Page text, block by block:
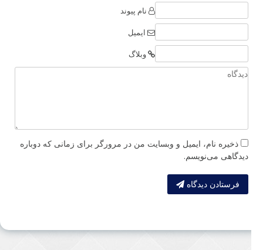
نام پیوند
ایمیل
وبلاگ
ذخیره نام، ایمیل و وبسایت من در مرورگر برای زمانی که دوباره
دیدگاهی می‌نویسم.
فرستادن دیدگاه